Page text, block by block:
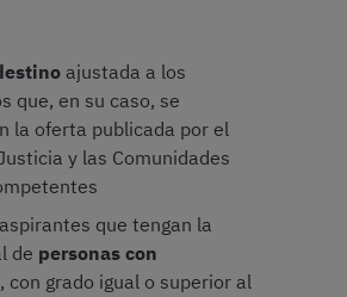
ajustada a los
que, en su caso, se
la oferta publicada por el
y las Comunidades
que tengan la
de personas con
, con grado igual o superior al